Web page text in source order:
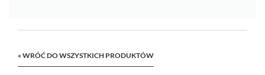
« WRÓĆ DO WSZYSTKICH PRODUKTÓW